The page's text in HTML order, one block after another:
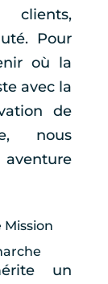
Pour
où la
avec la
de
nous
Mission
un